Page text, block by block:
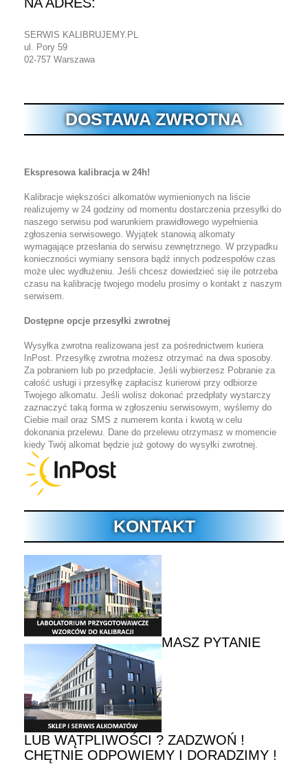
SERWIS KALIBRUJEMY.PL
ul. Pory 59
02-757 Warszawa
DOSTAWA ZWROTNA
Ekspresowa kalibracja w 24h!
Kalibracje większości alkomatów wymienionych na liście
realizujemy w 24 godziny od momentu dostarczenia przesyłki do
naszego serwisu pod warunkiem prawidłowego wypełnienia
zgłoszenia serwisowego. Wyjątek stanowią alkomaty
wymagające przesłania do serwisu zewnętrznego. W przypadku
konieczności wymiany sensora bądź innych podzespołów czas
może ulec wydłużeniu. Jeśli chcesz dowiedzieć się ile potrzeba
czasu na kalibrację twojego modelu prosimy o kontakt z naszym
serwisem.
Dostępne opcje przesyłki zwrotnej
Wysyłka zwrotna realizowana jest za pośrednictwem kuriera
InPost. Przesyłkę zwrotna możesz otrzymać na dwa sposoby.
Za pobraniem lub po przedpłacie. Jeśli wybierzesz Pobranie za
całość usługi i przesyłkę zapłacisz kurierowi przy odbiorze
Twojego alkomatu. Jeśli wolisz dokonać przedpłaty wystarczy
zaznaczyć taką forma w zgłoszeniu serwisowym, wyślemy do
Ciebie mail oraz SMS z numerem konta i kwotą w celu
dokonania przelewu. Dane do przelewu otrzymasz w momencie
kiedy Twój alkomat będzie już gotowy do wysyłki zwrotnej.
KONTAKT
MASZ PYTANIE
LUB WĄTPLIWOŚCI ? ZADZWOŃ !
CHĘTNIE ODPOWIEMY I DORADZIMY !